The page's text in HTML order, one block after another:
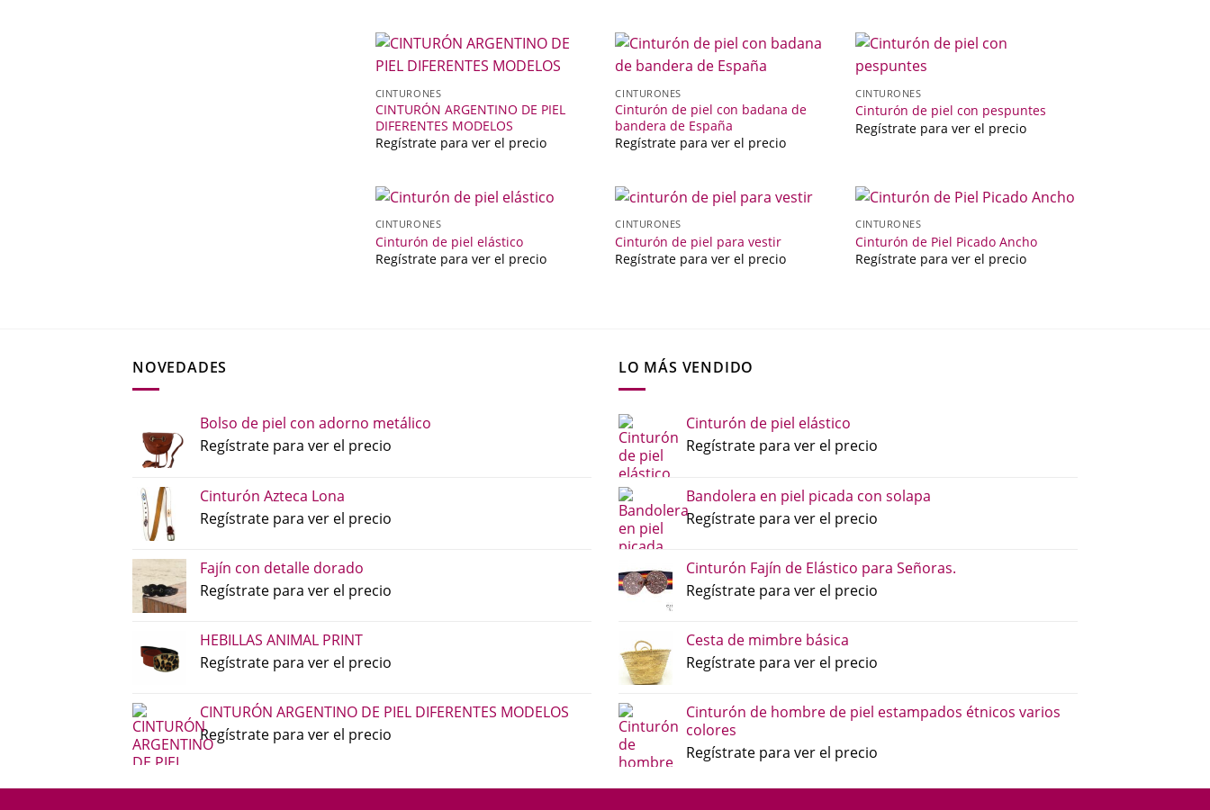
CINTURONES
CINTURÓN ARGENTINO DE PIEL
DIFERENTES MODELOS
Regístrate para ver el precio
CINTURONES
Cinturón de piel con badana de
bandera de España
Regístrate para ver el precio
CINTURONES
Cinturón de piel con pespuntes
Regístrate para ver el precio
CINTURONES
Cinturón de piel elástico
Regístrate para ver el precio
CINTURONES
Cinturón de piel para vestir
Regístrate para ver el precio
CINTURONES
Cinturón de Piel Picado Ancho
Regístrate para ver el precio
NOVEDADES
Bolso de piel con adorno metálico
Regístrate para ver el precio
Cinturón Azteca Lona
Regístrate para ver el precio
Fajín con detalle dorado
Regístrate para ver el precio
HEBILLAS ANIMAL PRINT
Regístrate para ver el precio
CINTURÓN ARGENTINO DE PIEL DIFERENTES MODELOS
Regístrate para ver el precio
LO MÁS VENDIDO
Cinturón de piel elástico
Regístrate para ver el precio
Bandolera en piel picada con solapa
Regístrate para ver el precio
Cinturón Fajín de Elástico para Señoras.
Regístrate para ver el precio
Cesta de mimbre básica
Regístrate para ver el precio
Cinturón de hombre de piel estampados étnicos varios
colores
Regístrate para ver el precio